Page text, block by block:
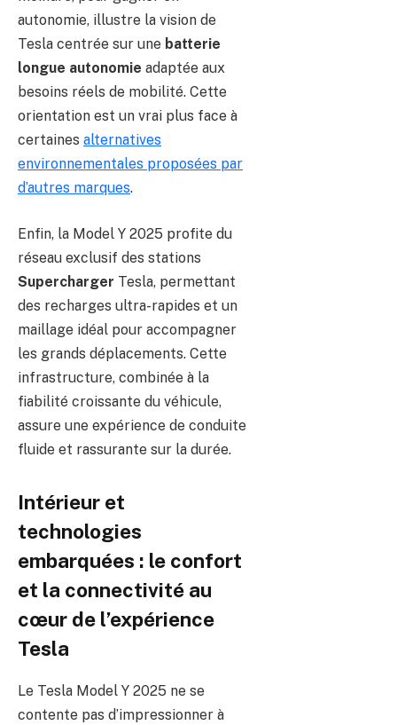
autonomie, illustre la vision de
Tesla centrée sur une batterie
longue autonomie adaptée aux
besoins réels de mobilité. Cette
orientation est un vrai plus face à
certaines alternatives
environnementales proposées par
d’autres marques.
Enfin, la Model Y 2025 profite du
réseau exclusif des stations
Supercharger Tesla, permettant
des recharges ultra-rapides et un
maillage idéal pour accompagner
les grands déplacements. Cette
infrastructure, combinée à la
fiabilité croissante du véhicule,
assure une expérience de conduite
fluide et rassurante sur la durée.
Intérieur et
technologies
embarquées : le confort
et la connectivité au
cœur de l’expérience
Tesla
Le Tesla Model Y 2025 ne se
contente pas d’impressionner à